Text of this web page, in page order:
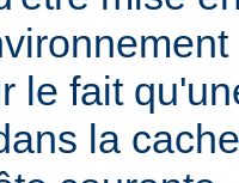
le fait
la